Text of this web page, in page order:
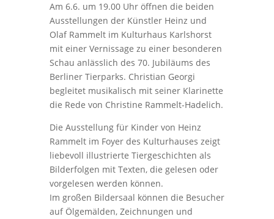
Am 6.6. um 19.00 Uhr öffnen die beiden
Ausstellungen der Künstler Heinz und
Olaf Rammelt im Kulturhaus Karlshorst
mit einer Vernissage zu einer besonderen
Schau anlässlich des 70. Jubiläums des
Berliner Tierparks. Christian Georgi
begleitet musikalisch mit seiner Klarinette
die Rede von Christine Rammelt-Hadelich.
Die Ausstellung für Kinder von Heinz
Rammelt im Foyer des Kulturhauses zeigt
liebevoll illustrierte Tiergeschichten als
Bilderfolgen mit Texten, die gelesen oder
vorgelesen werden können.
Im großen Bildersaal können die Besucher
auf Ölgemälden, Zeichnungen und